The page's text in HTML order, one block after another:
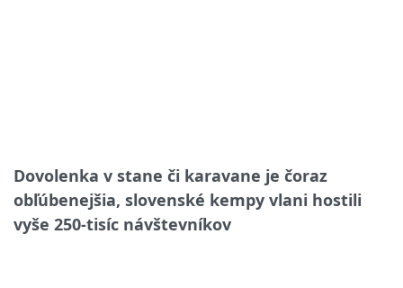
Dovolenka v stane či karavane je čoraz
obľúbenejšia, slovenské kempy vlani hostili
vyše 250-tisíc návštevníkov